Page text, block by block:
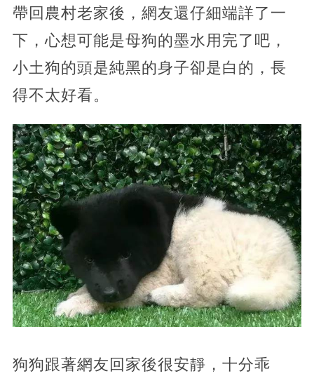
帶回農村老家後，網友還仔細端詳了一
下，心想可能是母狗的墨水用完了吧，
小土狗的頭是純黑的身子卻是白的，長
得不太好看。
狗狗跟著網友回家後很安靜，十分乖